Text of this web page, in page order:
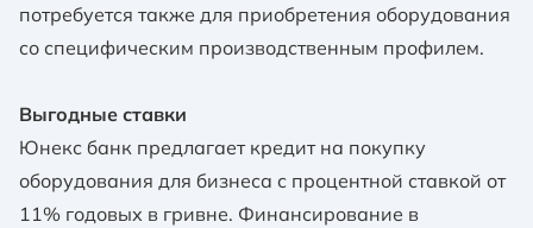
потребуется также для приобретения оборудования
со специфическим производственным профилем.
Выгодные ставки
Юнекс банк предлагает кредит на покупку
оборудования для бизнеса с процентной ставкой от
11% годовых в гривне. Финансирование в